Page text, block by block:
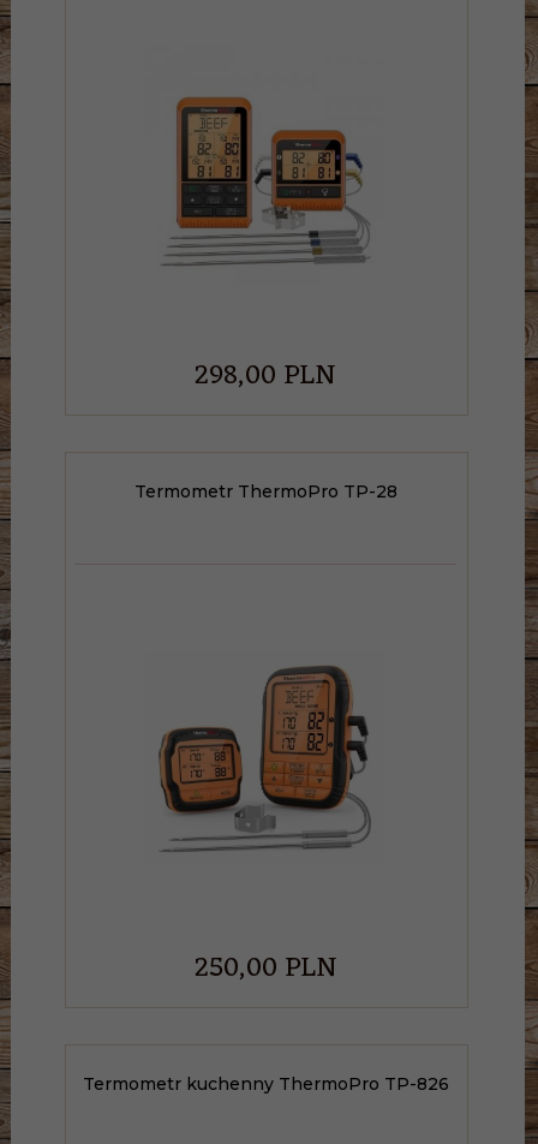
298,00PLN
Termometr ThermoPro TP-28
250,00PLN
Termometr kuchenny ThermoPro TP-826